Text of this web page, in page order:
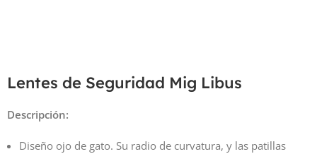
Lentes de Seguridad Mig Libus
Descripción:
Diseño ojo de gato. Su radio de curvatura, y las patillas